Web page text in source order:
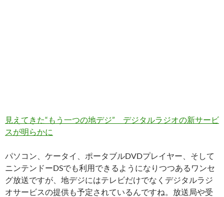
見えてきた“もう一つの地デジ” デジタルラジオの新サービ
スが明らかに
パソコン、ケータイ、ポータブルDVDプレイヤー、そして
ニンテンドーDSでも利用できるようになりつつあるワンセ
グ放送ですが、地デジにはテレビだけでなくデジタルラジ
オサービスの提供も予定されているんですね。放送局や受